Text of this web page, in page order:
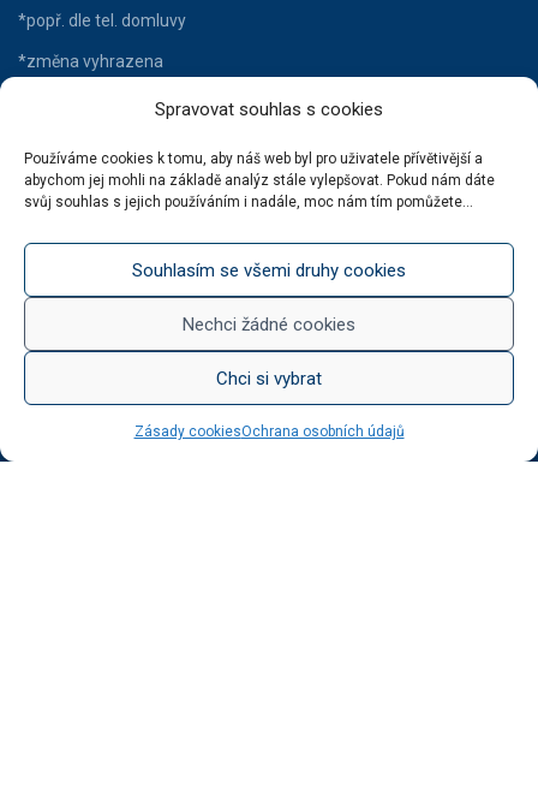
Spravovat souhlas s cookies
Používáme cookies k tomu, aby náš web byl pro uživatele přívětivější a
abychom jej mohli na základě analýz stále vylepšovat. Pokud nám dáte
svůj souhlas s jejich používáním i nadále, moc nám tím pomůžete...
Souhlasím se všemi druhy cookies
Nechci žádné cookies
Chci si vybrat
Zásady cookiesOchrana osobních údajů
*popř. dle tel. domluvy
*změna vyhrazena
HLAVNÍ KATEGORIE
Lahvové víno
Šumivá vína
Něco na zub
Dárkové balení